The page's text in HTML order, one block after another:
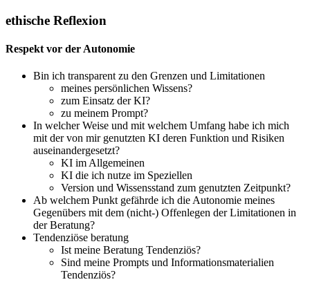
ethische Reflexion
Respekt vor der Autonomie
Bin ich transparent zu den Grenzen und Limitationen
meines persönlichen Wissens?
zum Einsatz der KI?
zu meinem Prompt?
In welcher Weise und mit welchem Umfang habe ich mich
mit der von mir genutzten KI deren Funktion und Risiken
auseinandergesetzt?
KI im Allgemeinen
KI die ich nutze im Speziellen
Version und Wissensstand zum genutzten Zeitpunkt?
Ab welchem Punkt gefährde ich die Autonomie meines
Gegenübers mit dem (nicht-) Offenlegen der Limitationen in
der Beratung?
Tendenziöse beratung
Ist meine Beratung Tendenziös?
Sind meine Prompts und Informationsmaterialien
Tendenziös?